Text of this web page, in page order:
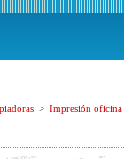
> Impresión oficina